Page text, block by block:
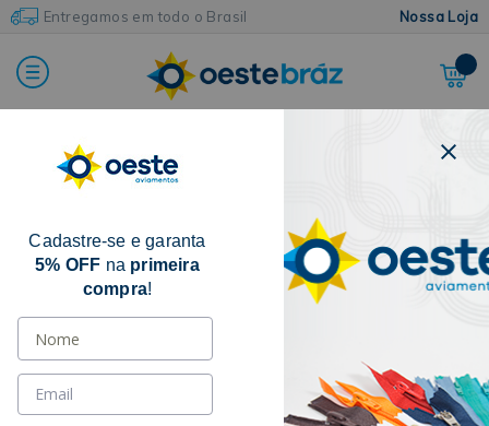
Entregamos em todo o Brasil Nossa Loja
FILTRAR POR
CATEGORIA
ACESSÓRIOS
Cadastre-se e garanta
5% OFF na primeira
compra!